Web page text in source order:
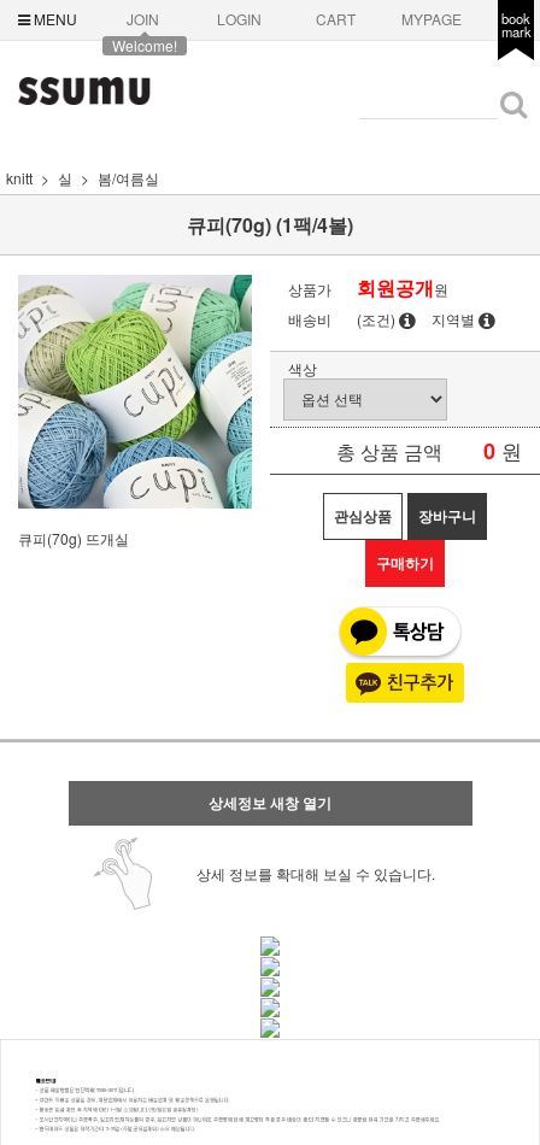
MENU
JOIN
Welcome!
LOGIN CART MYPAGE book
mark
knitt 실 봄/여름실
큐피(70g) (1팩/4볼)
큐피(70g) 뜨개실
상품가 회원공개원
배송비
(조건) 지역별
색상
총 상품 금액 0 원
관심상품 장바구니
구매하기
상세정보 새창 열기
상세 정보를 확대해 보실 수 있습니다.